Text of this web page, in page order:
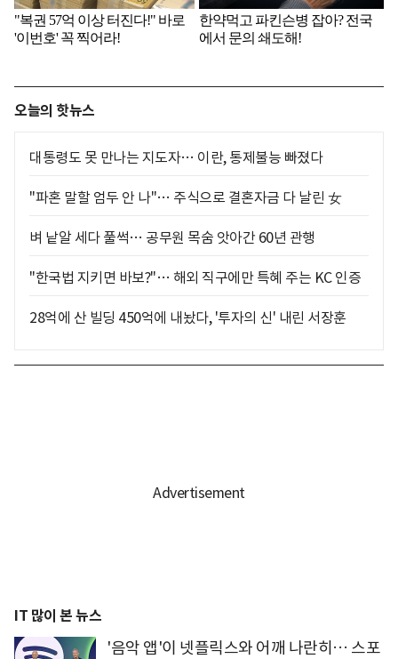
오늘의 핫뉴스
대통령도 못 만나는 지도자… 이란, 통제불능 빠졌다
"파혼 말할 엄두 안 나"… 주식으로 결혼자금 다 날린 女
벼 낱알 세다 풀썩… 공무원 목숨 앗아간 60년 관행
"한국법 지키면 바보?"… 해외 직구에만 특혜 주는 KC 인증
28억에 산 빌딩 450억에 내놨다, '투자의 신' 내린 서장훈
IT 많이 본 뉴스
'음악 앱'이 넷플릭스와 어깨 나란히… 스포